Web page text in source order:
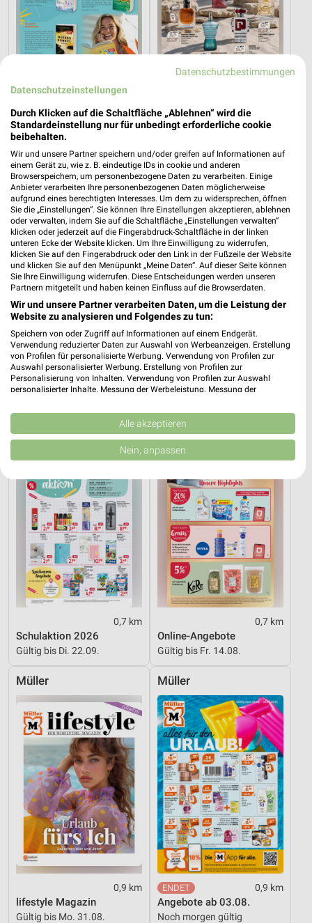
0,9 km
Gültig bis Mi. 30.09. Gültig bis Sa. 15.08.
BUDNI
14,5 km
Schuleinleger 2026
Gültig bis Sa. 29.08.
Rossmann
0,7 km
Angebote ab 03.08.
Noch heute gültig
Rossmann
0,7 km
Schulaktion 2026
Gültig bis Di. 22.09.
Rossmann
0,7 km
Online-Angebote
Gültig bis Fr. 14.08.
Müller
0,9 km
lifestyle Magazin
Gültig bis Mo. 31.08.
Müller
0,9 km
Angebote ab 03.08.
Noch morgen gültig
Datenschutzbestimmungen
Datenschutzeinstellungen
Durch Klicken auf die Schaltfläche „Ablehnen“ wird die
Standardeinstellung nur für unbedingt erforderliche cookie
beibehalten.
Wir und unsere Partner speichern und/oder greifen auf Informationen auf
einem Gerät zu, wie z. B. eindeutige IDs in cookie und anderen
Browserspeichern, um personenbezogene Daten zu verarbeiten. Einige
Anbieter verarbeiten Ihre personenbezogenen Daten möglicherweise
aufgrund eines berechtigten Interesses. Um dem zu widersprechen, öffnen
Sie die „Einstellungen“. Sie können Ihre Einstellungen akzeptieren, ablehnen
oder verwalten, indem Sie auf die Schaltfläche „Einstellungen verwalten“
klicken oder jederzeit auf die Fingerabdruck-Schaltfläche in der linken
unteren Ecke der Website klicken. Um Ihre Einwilligung zu widerrufen,
klicken Sie auf den Fingerabdruck oder den Link in der Fußzeile der Website
und klicken Sie auf den Menüpunkt „Meine Daten“. Auf dieser Seite können
Sie Ihre Einwilligung widerrufen. Diese Entscheidungen werden unseren
Partnern mitgeteilt und haben keinen Einfluss auf die Browserdaten.
Wir und unsere Partner verarbeiten Daten, um die Leistung der
Website zu analysieren und Folgendes zu tun:
Speichern von oder Zugriff auf Informationen auf einem Endgerät.
Verwendung reduzierter Daten zur Auswahl von Werbeanzeigen. Erstellung
von Profilen für personalisierte Werbung. Verwendung von Profilen zur
Auswahl personalisierter Werbung. Erstellung von Profilen zur
Personalisierung von Inhalten. Verwendung von Profilen zur Auswahl
personalisierter Inhalte. Messung der Werbeleistung. Messung der
Kombinationen von Daten aus verschiedenen Quellen. Entwicklung und
Verbesserung der Angebote. Verwendung reduzierter Daten zur Auswahl
von Inhalten.
Daten können außerhalb der Europäischen Union weitergegeben und in die
Website/App.
Partnerliste anzeigen (1 IAB-Anbieter)
Wir nutzen Ihre Daten für folgende Zwecke:
IAB-Verarbeitungszwecke:
Speichern von oder Zugriff auf Informationen
auf einem Endgerät
Verwendung reduzierter Daten zur Auswahl von
Werbeanzeigen
Erstellung von Profilen für personalisierte
Werbung
Verwendung von Profilen zur Auswahl
Erstellung von Profilen zur Personalisierung
von Inhalten
Verwendung von Profilen zur Auswahl
personalisierter Inhalte
Messung der Werbeleistung
Messung der Performance von Inhalten
Analyse von Zielgruppen durch Statistiken oder
Kombinationen von Daten aus verschiedenen
Entwicklung und Verbesserung der Angebote
Alle akzeptieren
Nein, anpassen